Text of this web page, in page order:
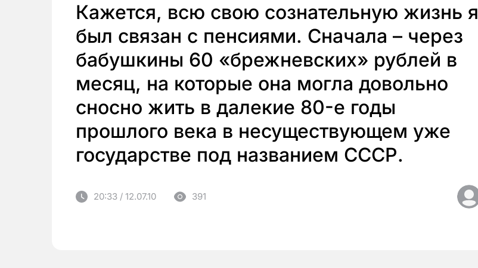
Кажется, всю свою сознательную жизнь я
был связан с пенсиями. Сначала – через
бабушкины 60 «брежневских» рублей в
месяц, на которые она могла довольно
сносно жить в далекие 80-е годы
прошлого века в несуществующем уже
государстве под названием СССР.
20:33 / 12.07.10 391